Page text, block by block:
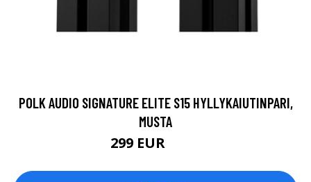
POLK AUDIO SIGNATURE ELITE S15 HYLLYKAIUTINPARI,
MUSTA
299 EUR